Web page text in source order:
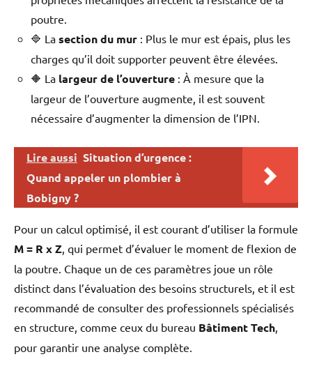
poutre.
🔷 La section du mur : Plus le mur est épais, plus les
charges qu’il doit supporter peuvent être élevées.
🔶 La largeur de l’ouverture : À mesure que la
largeur de l’ouverture augmente, il est souvent
nécessaire d’augmenter la dimension de l’IPN.
Lire aussi Situation d’urgence :
Quand appeler un plombier à
Bobigny ?
Pour un calcul optimisé, il est courant d’utiliser la formule
M = R x Z, qui permet d’évaluer le moment de flexion de
la poutre. Chaque un de ces paramètres joue un rôle
distinct dans l’évaluation des besoins structurels, et il est
recommandé de consulter des professionnels spécialisés
en structure, comme ceux du bureau Bâtiment Tech,
pour garantir une analyse complète.